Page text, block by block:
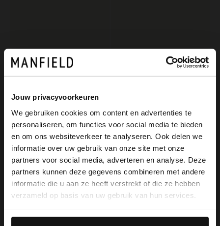
Jouw privacyvoorkeuren
We gebruiken cookies om content en advertenties te
personaliseren, om functies voor social media te bieden
en om ons websiteverkeer te analyseren. Ook delen we
informatie over uw gebruik van onze site met onze
partners voor social media, adverteren en analyse. Deze
partners kunnen deze gegevens combineren met andere
informatie die u aan ze heeft verstrekt of die ze hebben
verzameld op basis van uw gebruik van hun services.
Manfield
Schwarze Veloursleder-Loafer
129.99
Manfield
Beigefarbene Veloursleder-Clogs
99.99
×
View this website in English?
It looks like your language isn't Dutch. Would
you like to switch to English?
English